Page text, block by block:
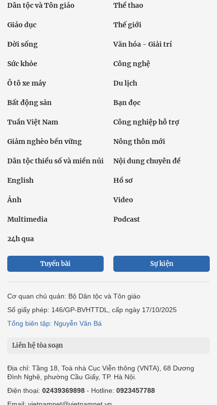
Dân tộc và Tôn giáo Thể thao
Giáo dục Thế giới
Đời sống Văn hóa - Giải trí
Sức khỏe Công nghệ
Ô tô xe máy Du lịch
Bất động sản Bạn đọc
Tuần Việt Nam Công nghiệp hỗ trợ
Giảm nghèo bền vững Nông thôn mới
Dân tộc thiểu số và miền núi Nội dung chuyên đề
English Hồ sơ
Ảnh Video
Multimedia Podcast
24h qua
Tuyến bài Sự kiện
Cơ quan chủ quản: Bộ Dân tộc và Tôn giáo
Số giấy phép: 146/GP-BVHTTDL, cấp ngày 17/10/2025
Tổng biên tập: Nguyễn Văn Bá
Liên hệ tòa soạn
Địa chỉ: Tầng 18, Toà nhà Cục Viễn thông (VNTA), 68 Dương
Đình Nghệ, phường Cầu Giấy, TP. Hà Nội.
Điện thoại: 02439369898 - Hotline: 0923457788